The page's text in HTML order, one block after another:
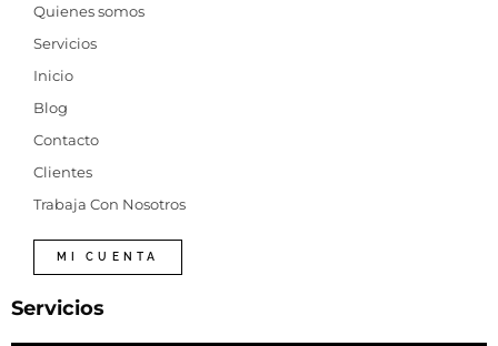
Quienes somos
Servicios
Inicio
Blog
Contacto
Clientes
Trabaja Con Nosotros
MI CUENTA
Servicios